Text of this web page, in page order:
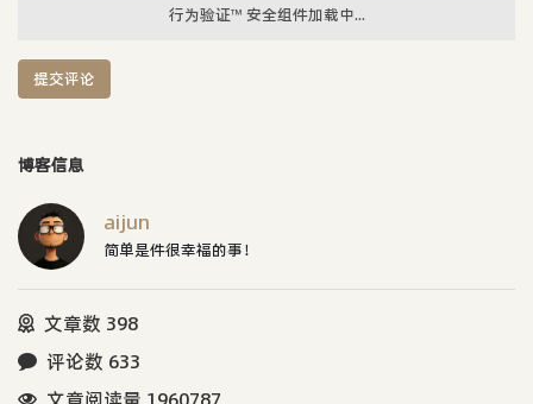
行为验证™ 安全组件加载中...
提交评论
博客信息
aijun
简单是件很幸福的事！
文章数 398
评论数 633